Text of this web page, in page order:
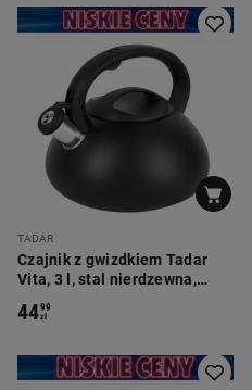
TADAR
Czajnik z gwizdkiem Tadar
Vita, 3 l, stal nierdzewna,
4499
zł